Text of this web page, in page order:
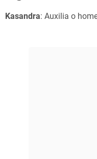
Kasandra: Auxilia o